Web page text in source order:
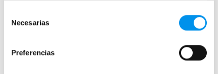
Necesarias
Preferencias
Mamparas de perfilería aluminio plata brillo